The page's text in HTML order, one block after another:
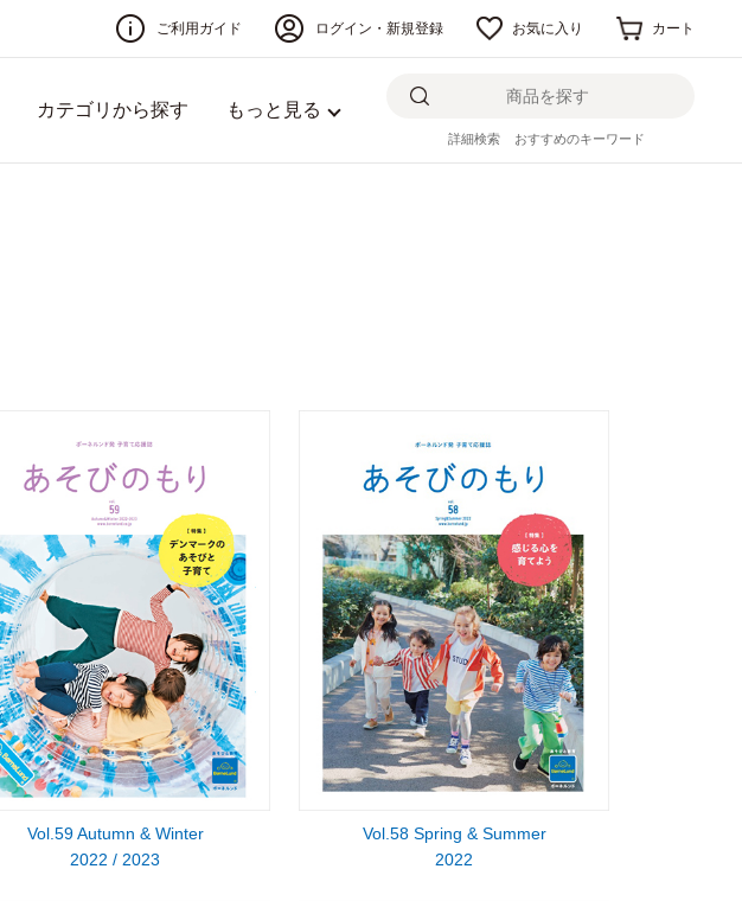
ご利用ガイド ログイン・新規登録 お気に入り カート
カテゴリから探す もっと見る
詳細検索 おすすめのキーワード
Vol.59 Autumn & Winter
2022 / 2023
Vol.58 Spring & Summer
2022